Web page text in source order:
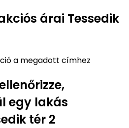
árai Tessedik
a megadott címhez
egy lakás
tér 2